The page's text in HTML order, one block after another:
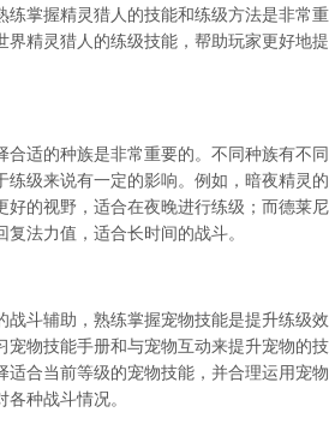
练掌握精灵猎人的技能和练级方法是非常重
界精灵猎人的练级技能，帮助玩家更好地提
合适的种族是非常重要的。不同种族有不同
练级来说有一定的影响。例如，暗夜精灵的
好的视野，适合在夜晚进行练级；而德莱尼
法力值，适合长时间的战斗。
战斗辅助，熟练掌握宠物技能是提升练级效
宠物技能手册和与宠物互动来提升宠物的技
适合当前等级的宠物技能，并合理运用宠物
种战斗情况。